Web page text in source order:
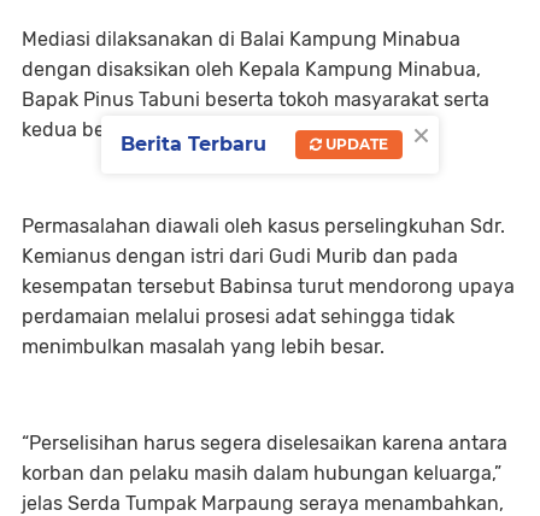
Mediasi dilaksanakan di Balai Kampung Minabua
dengan disaksikan oleh Kepala Kampung Minabua,
Bapak Pinus Tabuni beserta tokoh masyarakat serta
kedua belah pihak yang berselisih.
Permasalahan diawali oleh kasus perselingkuhan Sdr.
Kemianus dengan istri dari Gudi Murib dan pada
kesempatan tersebut Babinsa turut mendorong upaya
perdamaian melalui prosesi adat sehingga tidak
menimbulkan masalah yang lebih besar.
“Perselisihan harus segera diselesaikan karena antara
korban dan pelaku masih dalam hubungan keluarga,”
jelas Serda Tumpak Marpaung seraya menambahkan,
×
Berita Terbaru UPDATE